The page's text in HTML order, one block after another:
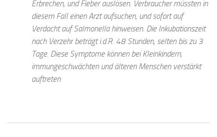
Erbrechen, und Fieber auslösen. Verbraucher müssten in
diesem Fall einen Arzt aufsuchen, und sofort auf
Verdacht auf Salmonella hinweisen. Die Inkubationszeit
nach Verzehr beträgt i.d.R. 48 Stunden, selten bis zu 3
Tage. Diese Symptome können bei Kleinkindern,
immungeschwächten und älteren Menschen verstärkt
auftreten